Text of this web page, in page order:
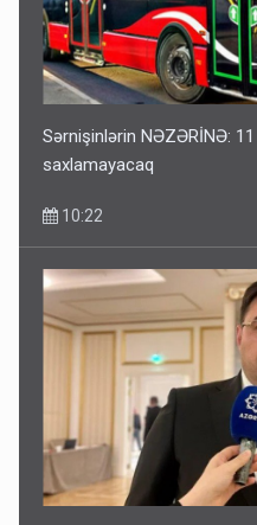
Sərnişinlərin NƏZƏRİNƏ:
saxlamayacaq
10:22